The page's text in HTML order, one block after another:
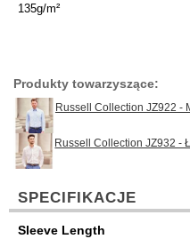
135g/m²
Produkty towarzyszące:
Russell Collection JZ922 -
Russell Collection JZ932 -
SPECIFIKACJE
Sleeve Length